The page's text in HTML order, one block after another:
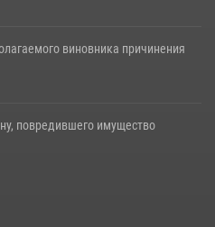
виновника причинения
повредившего имущество